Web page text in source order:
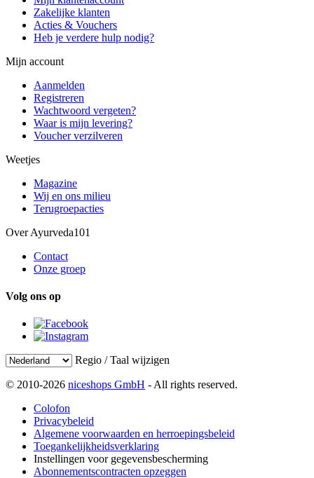
Zakelijke klanten
Acties & Vouchers
Heb je verdere hulp nodig?
Mijn account
Aanmelden
Registreren
Wachtwoord vergeten?
Waar is mijn levering?
Voucher verzilveren
Weetjes
Magazine
Wij en ons milieu
Terugroepacties
Over Ayurveda101
Contact
Onze groep
Volg ons op
Regio / Taal wijzigen
© 2010-2026 niceshops GmbH - All rights reserved.
Colofon
Privacybeleid
Algemene voorwaarden en herroepingsbeleid
Toegankelijkheidsverklaring
Instellingen voor gegevensbescherming
Abonnementscontracten opzeggen